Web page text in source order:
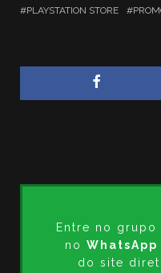
PLAYSTATION STORE
Entre no
no WhatsApp
do site